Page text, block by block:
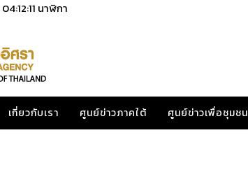
04:12:11 นาฬิกา
เกี่ยวกับเรา ศูนย์ข่าวภาคใต้ ศูนย์ข่าวเพื่อชุมชน